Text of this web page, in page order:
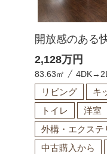
開放感のある
2,128万円
83.63㎡
リビング キ
トイレ
洋室
外構・エクステ
中古購入から